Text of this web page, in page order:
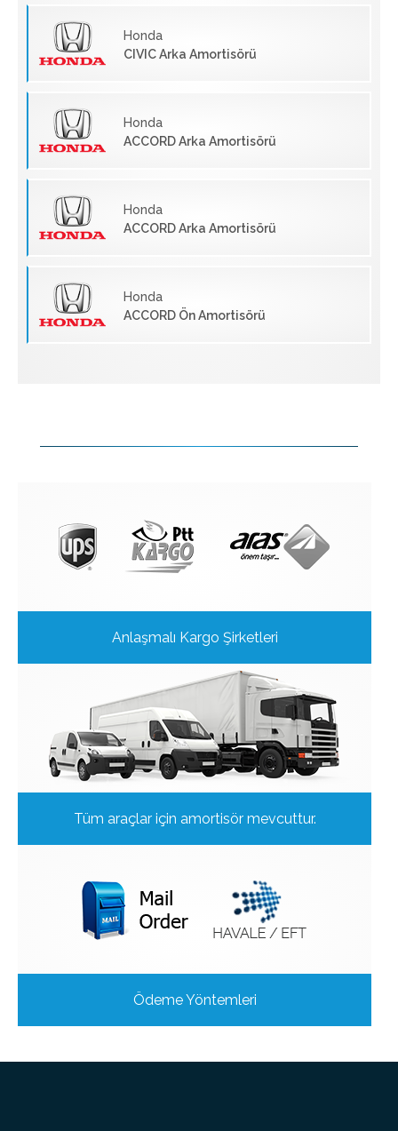
Honda
CIVIC Arka Amortisörü
Honda
ACCORD Arka Amortisörü
Honda
ACCORD Arka Amortisörü
Honda
ACCORD Ön Amortisörü
Anlaşmalı Kargo Şirketleri
Tüm araçlar için amortisör mevcuttur.
Ödeme Yöntemleri